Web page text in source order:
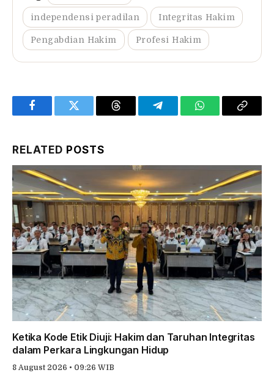
independensi peradilan Integritas Hakim
Pengabdian Hakim Profesi Hakim
FacebookTwitter Threads TelegramWhatsAppCopy
RELATED POSTS
Ketika Kode Etik Diuji: Hakim dan Taruhan Integritas
dalam Perkara Lingkungan Hidup
8 August 2026 • 09:26 WIB